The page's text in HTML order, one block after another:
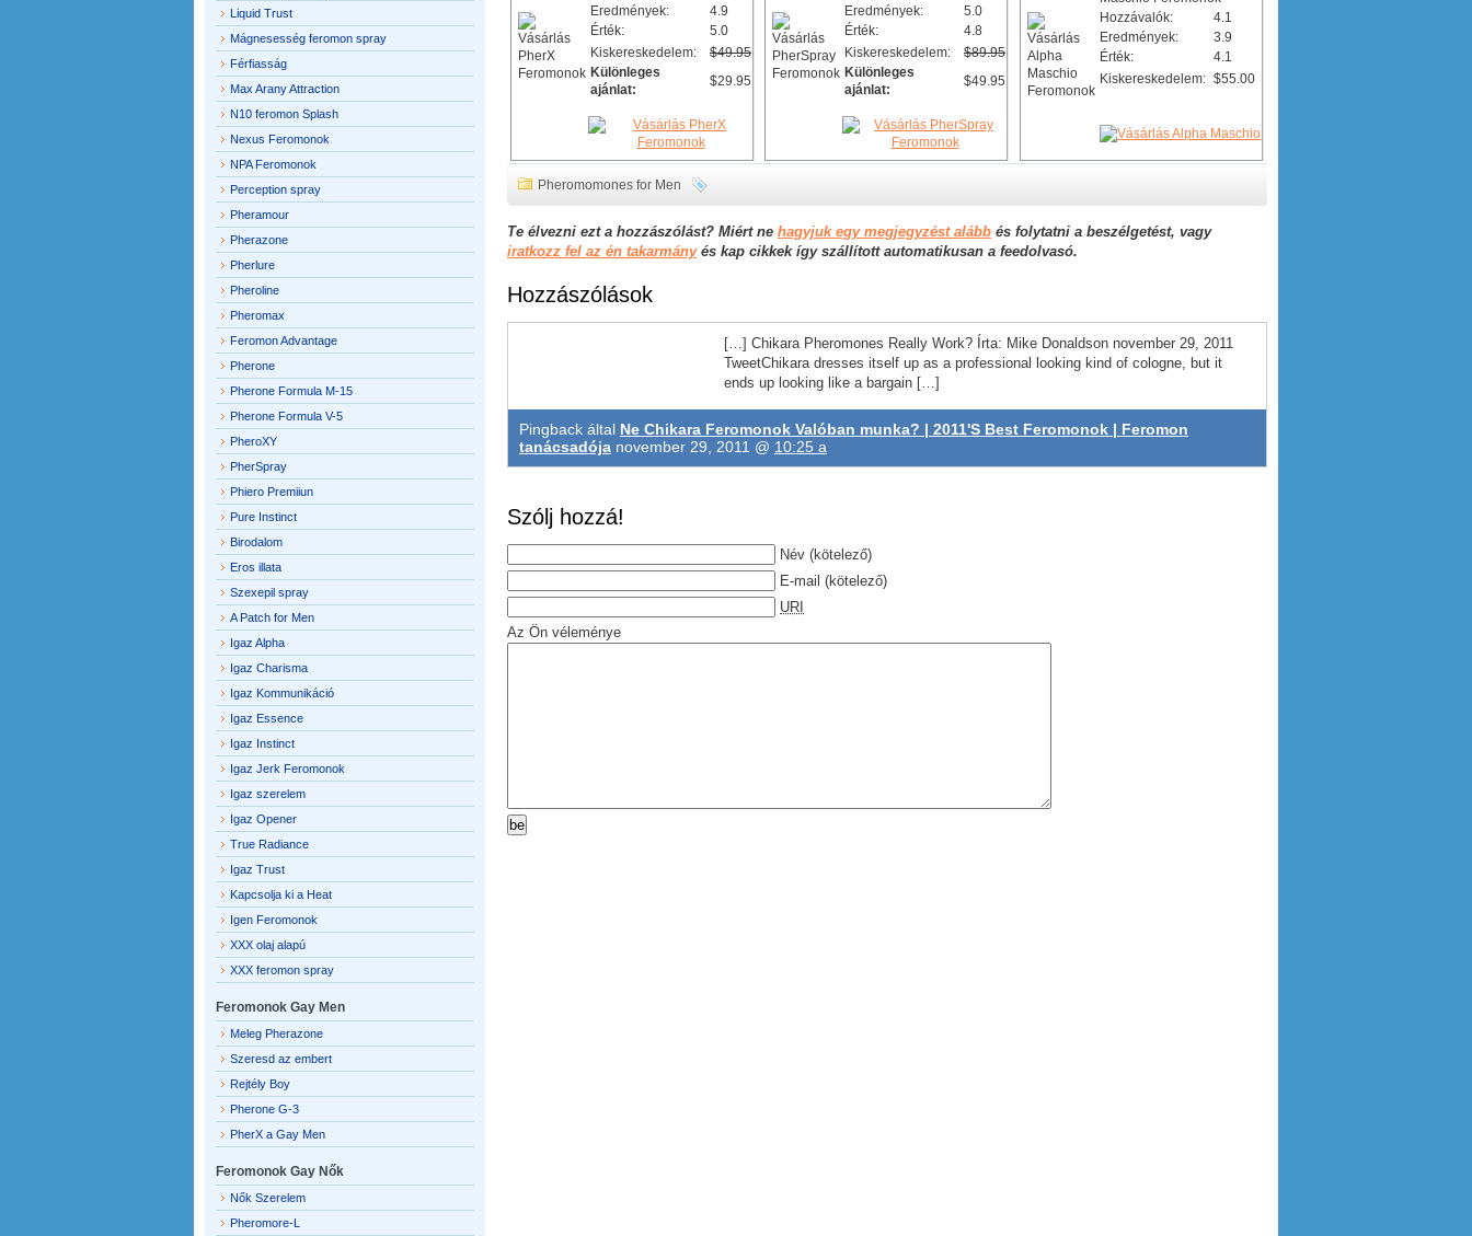
Eredmények:
4.9
Érték:
5.0
Kiskereskedelem:
$49.95
Különleges
ajánlat:
$29.95
Eredmények:
5.0
Érték:
4.8
Kiskereskedelem:
$89.95
Különleges
ajánlat:
$49.95
Hozzávalók:
4.1
Eredmények:
3.9
Érték:
4.1
Kiskereskedelem: $55.00
Pheromomones for Men
Te élvezni ezt a hozzászólást? Miért ne hagyjuk egy megjegyzést alább és folytatni a beszélgetést, vagy
iratkozz fel az én takarmányés kap cikkek így szállított automatikusan a feedolvasó.
Hozzászólások
[…] Chikara Pheromones Really Work? Írta: Mike Donaldson november 29, 2011
TweetChikara dresses itself up as a professional looking kind of cologne, but it
ends up looking like a bargain […]
Pingback által Ne Chikara Feromonok Valóban munka? | 2011'S Best Feromonok | Feromon
tanácsadója november 29, 2011 @ 10:25 a
Szólj hozzá!
Név (kötelező)
E-mail (kötelező)
URI
Az Ön véleménye
Liquid Trust
Mágnesesség feromon spray
Férfiasság
Max Arany Attraction
N10 feromon Splash
Nexus Feromonok
NPA Feromonok
Perception spray
Pheramour
Pherazone
Pherlure
Pheroline
Pheromax
Feromon Advantage
Pherone
Pherone Formula M-15
Pherone Formula V-5
PheroXY
PherSpray
Phiero Premiiun
Pure Instinct
Birodalom
Eros illata
Szexepil spray
A Patch for Men
Igaz Alpha
Igaz Charisma
Igaz Kommunikáció
Igaz Essence
Igaz Instinct
Igaz Jerk Feromonok
Igaz szerelem
Igaz Opener
True Radiance
Igaz Trust
Kapcsolja ki a Heat
Igen Feromonok
XXX olaj alapú
XXX feromon spray
Feromonok Gay Men
Meleg Pherazone
Szeresd az embert
Rejtély Boy
Pherone G-3
PherX a Gay Men
Feromonok Gay Nők
Nők Szerelem
Pheromore-L